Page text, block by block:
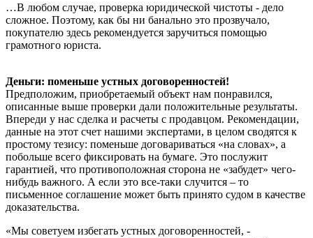
…В любом случае, проверка юридической чистоты - дело
сложное. Поэтому, как бы ни банально это прозвучало,
покупателю здесь рекомендуется заручиться помощью
грамотного юриста.
Деньги: поменьше устных договоренностей!
Предположим, приобретаемый объект нам понравился,
описанные выше проверки дали положительные результаты.
Впереди у нас сделка и расчеты с продавцом. Рекомендации,
данные на этот счет нашими экспертами, в целом сводятся к
простому тезису: поменьше договариваться «на словах», а
побольше всего фиксировать на бумаге. Это послужит
гарантией, что противоположная сторона не «забудет» чего-
нибудь важного. А если это все-таки случится – то
письменное соглашение может быть принято судом в качестве
доказательства.
«Мы советуем избегать устных договоренностей, -